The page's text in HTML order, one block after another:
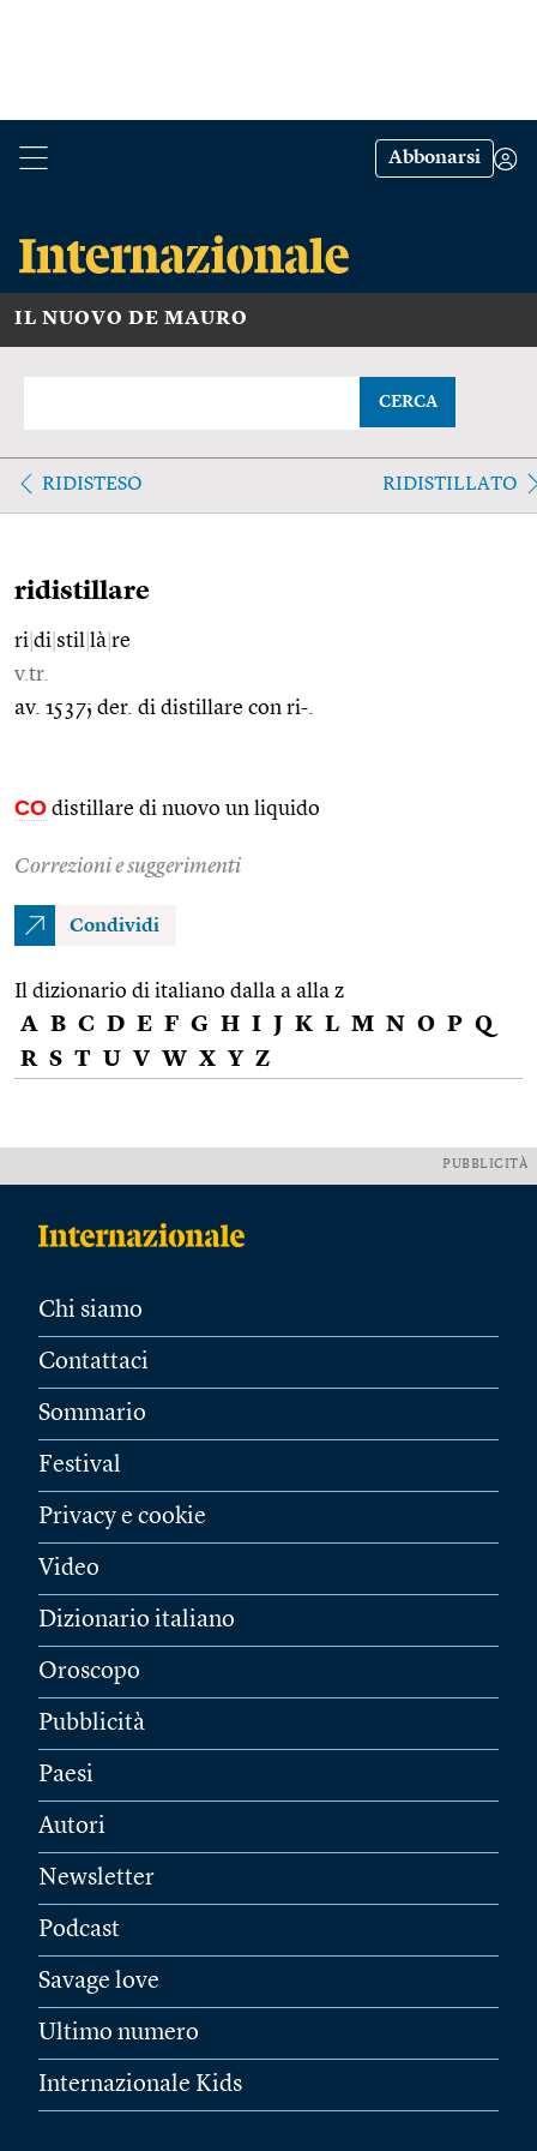
Abbonarsi
IL NUOVO DE MAURO
CERCA
RIDISTESO RIDISTILLATO
ridistillare
ri di stil là re
v.tr.
av. 1537; der. di distillare con ri-.
CO distillare di nuovo un liquido
Correzioni e suggerimenti
Condividi
Il dizionario di italiano dalla a alla z
A B C D E F G H I J K L M N O P Q
R S T U V W X Y Z
PUBBLICITÀ
Chi siamo
Contattaci
Sommario
Festival
Privacy e cookie
Video
Dizionario italiano
Oroscopo
Pubblicità
Paesi
Autori
Newsletter
Podcast
Savage love
Ultimo numero
Internazionale Kids